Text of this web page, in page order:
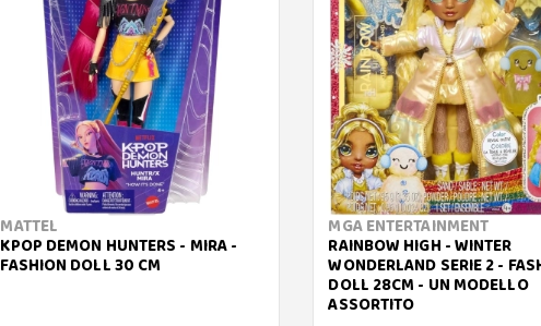
MATTEL
KPOP DEMON HUNTERS - MIRA -
FASHION DOLL 30 CM
MGA ENTERTAINMENT
RAINBOW HIGH - WINTER
WONDERLAND SERIE 2 -
DOLL 28CM - UN MODELLO
ASSORTITO